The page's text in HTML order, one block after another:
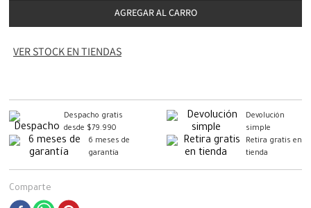
AGREGAR AL CARRO
VER STOCK EN TIENDAS
Despacho gratis
desde $79.990
Devolución
simple
6 meses de
garantía
Retira gratis en
tienda
Comparte